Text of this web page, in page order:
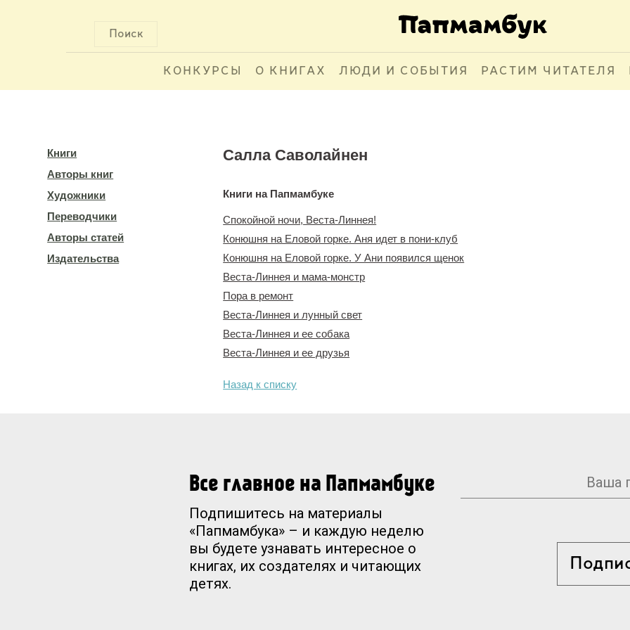
Поиск
КОНКУРСЫ О КНИГАХ ЛЮДИ И СОБЫТИЯ РАСТИМ ЧИТАТЕЛЯ
Книги
Авторы книг
Художники
Переводчики
Авторы статей
Издательства
Салла Саволайнен
Книги на Папмамбуке
Спокойной ночи, Веста-Линнея!
Конюшня на Еловой горке. Аня идет в пони-клуб
Конюшня на Еловой горке. У Ани появился щенок
Веста-Линнея и мама-монстр
Пора в ремонт
Веста-Линнея и лунный свет
Веста-Линнея и ее собака
Веста-Линнея и ее друзья
Назад к списку
Все главное на Папмамбуке
Подпишитесь на материалы
«Папмамбука» – и каждую неделю
вы будете узнавать интересное о
книгах, их создателях и читающих
детях.